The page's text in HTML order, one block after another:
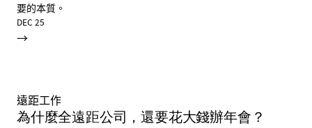
要的本質。
DEC 25
→
遠距工作
為什麼全遠距公司，還要花大錢辦年會？